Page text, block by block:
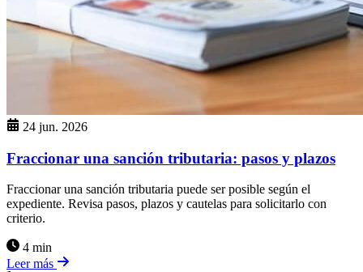
24 jun. 2026
Fraccionar una sanción tributaria: pasos y plazos
Fraccionar una sanción tributaria puede ser posible según el
expediente. Revisa pasos, plazos y cautelas para solicitarlo con
criterio.
4 min
Leer más